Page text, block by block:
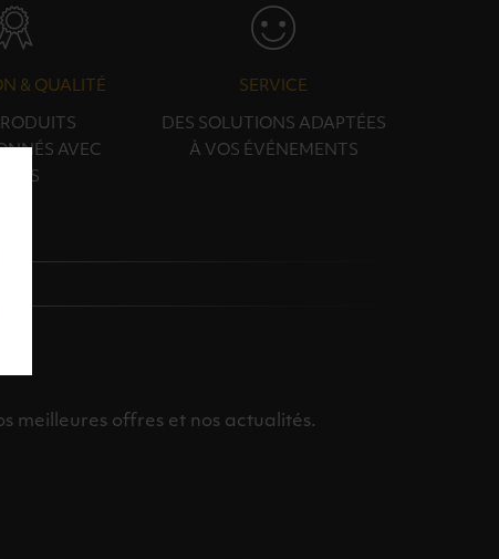
& QUALITÉ
AVEC
SERVICE
DES SOLUTIONS ADAPTÉES
À VOS ÉVÉNEMENTS
meilleures offres et nos actualités.